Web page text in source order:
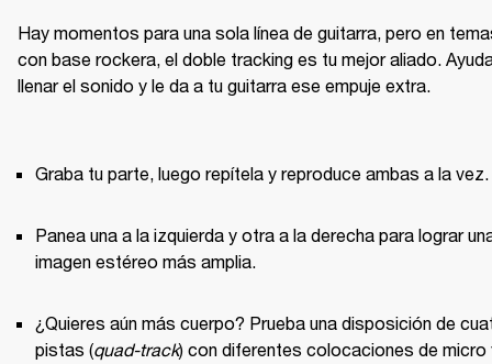
Hay momentos para una sola línea de guitarra, pero en
con base rockera, el doble tracking es tu mejor aliado.
llenar el sonido y le da a tu guitarra ese empuje extra.
Graba tu parte, luego repítela y reproduce ambas a la vez.
Panea una a la izquierda y otra a la derecha para lograr
imagen estéreo más amplia.
¿Quieres aún más cuerpo? Prueba una disposición de
pistas (quad-track) con diferentes colocaciones de micro